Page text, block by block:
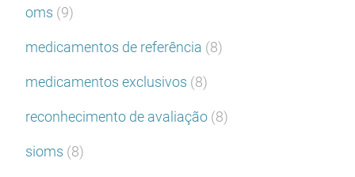
oms (9)
medicamentos de referência (8)
medicamentos exclusivos (8)
reconhecimento de avaliação (8)
sioms (8)